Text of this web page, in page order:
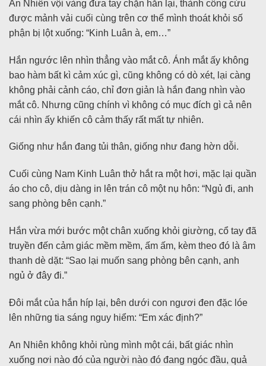
An Nhiên vội vàng đưa tay chặn hắn lại, thành công cứu
được mảnh vải cuối cùng trên cơ thể mình thoát khỏi số
phận bị lột xuống: “Kinh Luân à, em…”
Hắn ngước lên nhìn thẳng vào mắt cô. Ánh mắt ấy không
bao hàm bất kì cảm xúc gì, cũng không có dò xét, lại càng
không phải cảnh cáo, chỉ đơn giản là hắn đang nhìn vào
mắt cô. Nhưng cũng chính vì không có mục đích gì cả nên
cái nhìn ấy khiến cô cảm thấy rất mất tự nhiên.
Giống như hắn đang tủi thân, giống như đang hờn dỗi.
Cuối cùng Nam Kinh Luân thở hắt ra một hơi, mặc lại quần
áo cho cô, dịu dàng in lên trán cô một nụ hôn: “Ngủ đi, anh
sang phòng bên cạnh.”
Hắn vừa mới bước một chân xuống khỏi giường, cổ tay đã
truyền đến cảm giác mềm mềm, ấm ấm, kèm theo đó là âm
thanh dè dặt: “Sao lại muốn sang phòng bên cạnh, anh
ngủ ở đây đi.”
Đôi mắt của hắn híp lại, bên dưới con ngươi đen đặc lóe
lên những tia sáng nguy hiểm: “Em xác định?”
An Nhiên không khỏi rùng mình một cái, bất giác nhìn
xuống nơi nào đó của người nào đó đang ngóc đầu, quả